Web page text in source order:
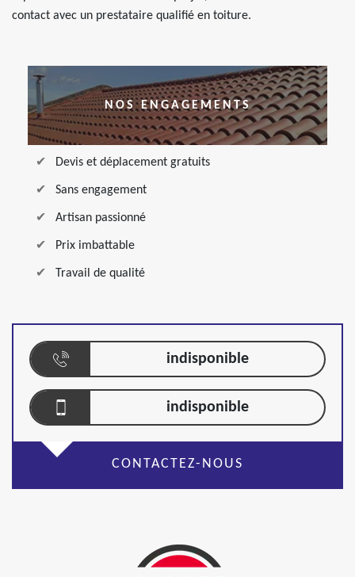
contact avec un prestataire qualifié en toiture.
NOS ENGAGEMENTS
Devis et déplacement gratuits
Sans engagement
Artisan passionné
Prix imbattable
Travail de qualité
indisponible
indisponible
CONTACTEZ-NOUS